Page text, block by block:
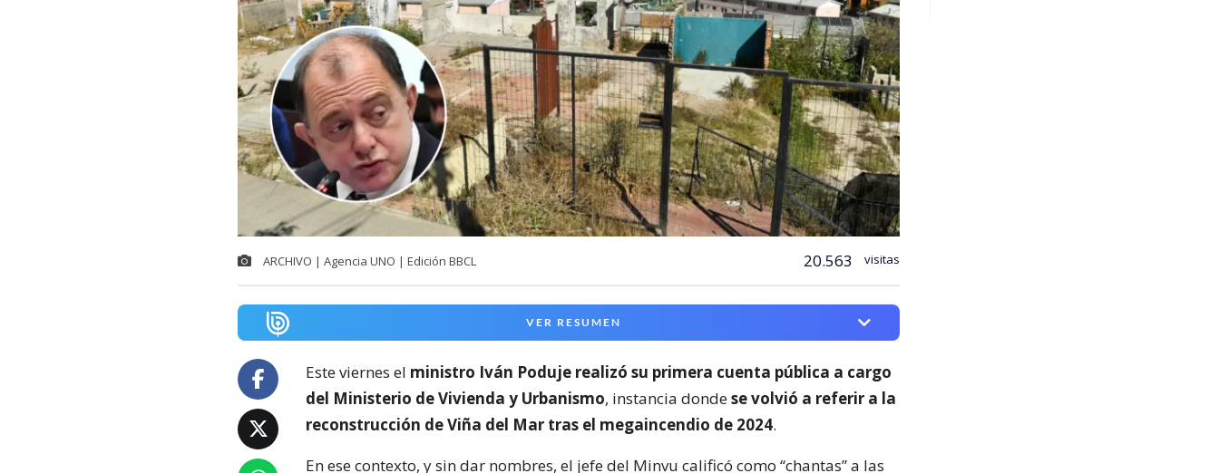
ARCHIVO | Agencia UNO | Edición BBCL 20.563 visitas
VER RESUMEN
Este viernes el ministro Iván Poduje realizó su primera cuenta pública a cargo
del Ministerio de Vivienda y Urbanismo, instancia dondese volvió a referir a la
reconstrucción de Viña del Mar tras el megaincendio de 2024.
En ese contexto, y sin dar nombres, el jefe del Minvu calificó como “chantas” a las